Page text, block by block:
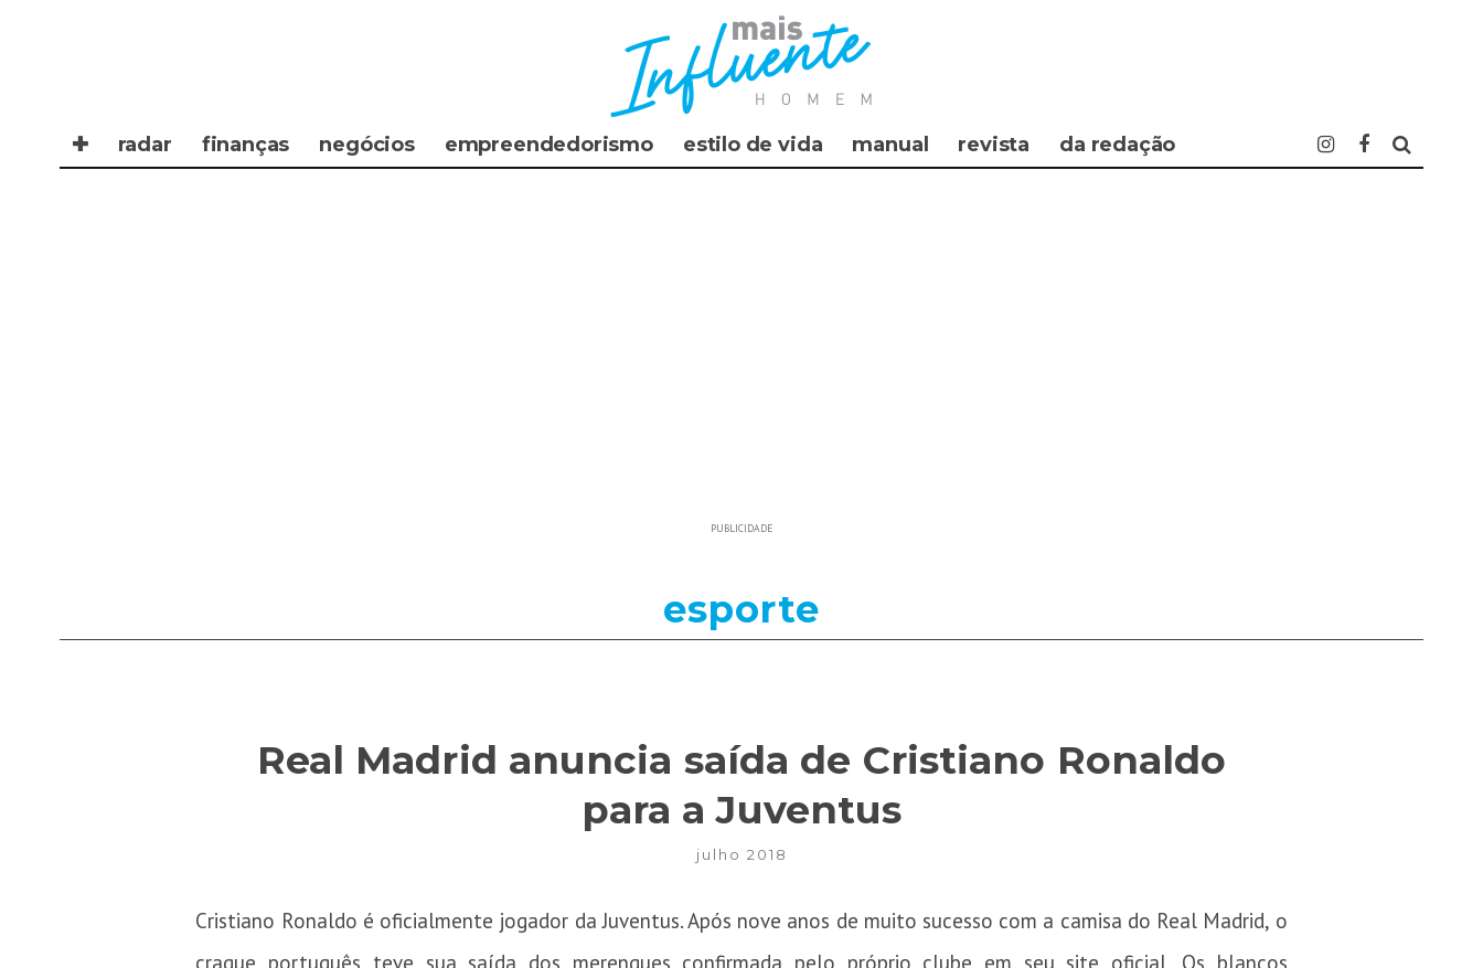
✚ radar finanças negócios empreendedorismo estilo de vida manual revista da redação
PUBLICIDADE
esporte
Real Madrid anuncia saída de Cristiano Ronaldo
para a Juventus
julho 2018
Cristiano Ronaldo é oficialmente jogador da Juventus. Após nove anos de muito sucesso com a camisa do Real Madrid, o